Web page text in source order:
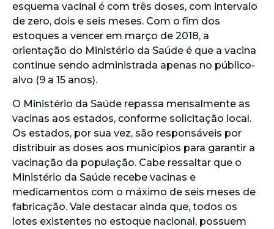
esquema vacinal é com três doses, com intervalo
de zero, dois e seis meses. Com o fim dos
estoques a vencer em março de 2018, a
orientação do Ministério da Saúde é que a vacina
continue sendo administrada apenas no público-
alvo (9 a 15 anos).
O Ministério da Saúde repassa mensalmente as
vacinas aos estados, conforme solicitação local.
Os estados, por sua vez, são responsáveis por
distribuir as doses aos municípios para garantir a
vacinação da população. Cabe ressaltar que o
Ministério da Saúde recebe vacinas e
medicamentos com o máximo de seis meses de
fabricação. Vale destacar ainda que, todos os
lotes existentes no estoque nacional, possuem